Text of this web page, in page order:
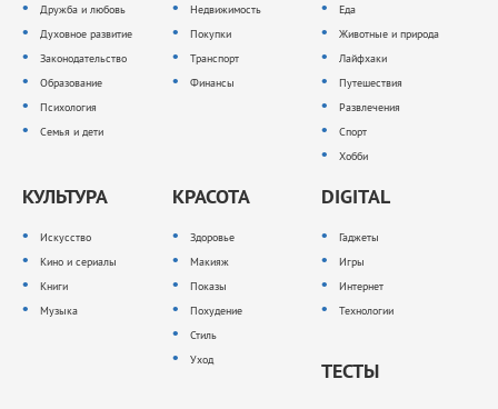
Дружба и любовь
Духовное развитие
Законодательство
Образование
Психология
Семья и дети
Недвижимость
Покупки
Транспорт
Финансы
Еда
Животные и природа
Лайфхаки
Путешествия
Развлечения
Спорт
Хобби
КУЛЬТУРА
Искусство
Кино и сериалы
Книги
Музыка
КРАСОТА
Здоровье
Макияж
Показы
Похудение
Стиль
Уход
DIGITAL
Гаджеты
Игры
Интернет
Технологии
ТЕСТЫ